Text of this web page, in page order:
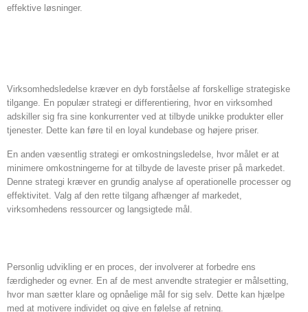
effektive løsninger.
Virksomhedsledelse kræver en dyb forståelse af forskellige strategiske
tilgange. En populær strategi er differentiering, hvor en virksomhed
adskiller sig fra sine konkurrenter ved at tilbyde unikke produkter eller
tjenester. Dette kan føre til en loyal kundebase og højere priser.
En anden væsentlig strategi er omkostningsledelse, hvor målet er at
minimere omkostningerne for at tilbyde de laveste priser på markedet.
Denne strategi kræver en grundig analyse af operationelle processer og
effektivitet. Valg af den rette tilgang afhænger af markedet,
virksomhedens ressourcer og langsigtede mål.
Personlig udvikling er en proces, der involverer at forbedre ens
færdigheder og evner. En af de mest anvendte strategier er målsetting,
hvor man sætter klare og opnåelige mål for sig selv. Dette kan hjælpe
med at motivere individet og give en følelse af retning.